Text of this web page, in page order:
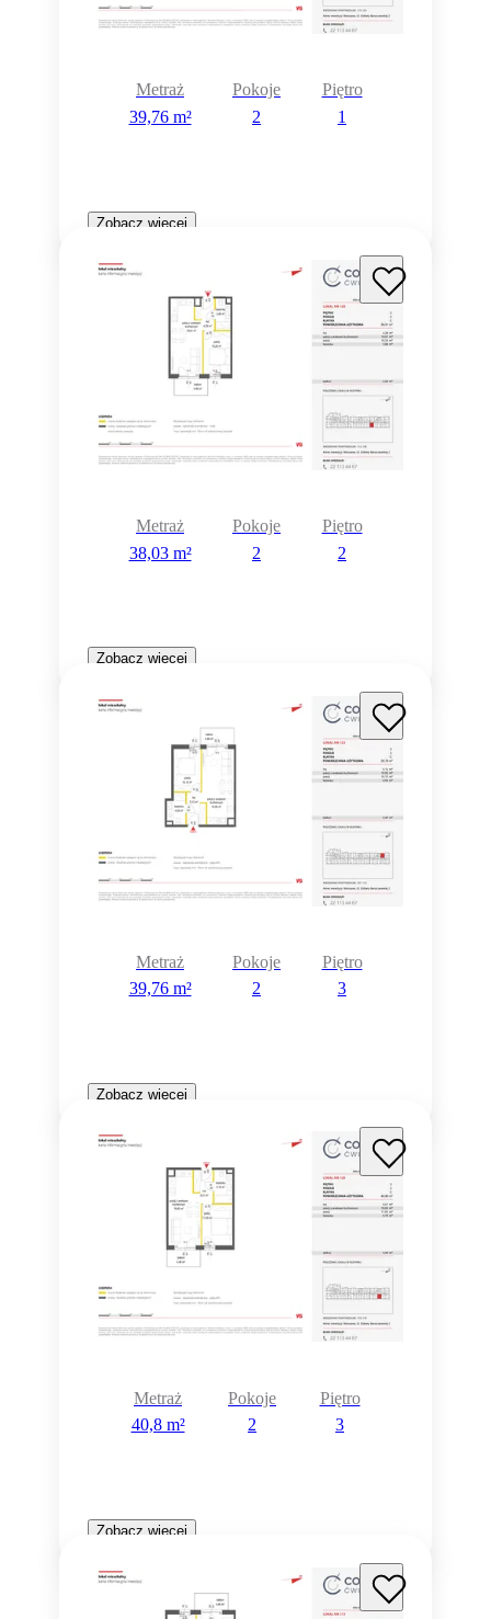
Metraż
39,76 m²
Pokoje
2
Piętro
1
Zobacz więcej
Metraż
38,03 m²
Pokoje
2
Piętro
2
Zobacz więcej
Metraż
39,76 m²
Pokoje
2
Piętro
3
Zobacz więcej
Metraż
40,8 m²
Pokoje
2
Piętro
3
Zobacz więcej